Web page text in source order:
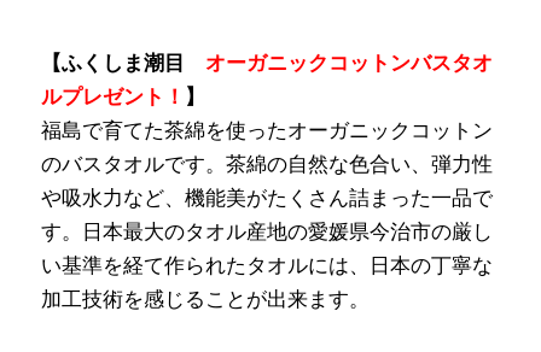
【ふくしま潮目 オーガニックコットンバスタオ
ルプレゼント！ 】
福島で育てた茶綿を使ったオーガニックコットン
のバスタオルです。茶綿の自然な色合い、弾力性
や吸水力など、機能美がたくさん詰まった一品で
す。日本最大のタオル産地の愛媛県今治市の厳し
い基準を経て作られたタオルには、日本の丁寧な
加工技術を感じることが出来ます。